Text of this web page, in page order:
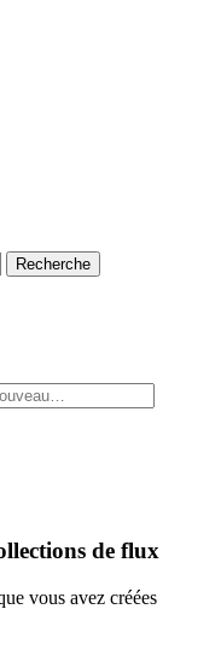
Recherche
de flux
vous avez créées